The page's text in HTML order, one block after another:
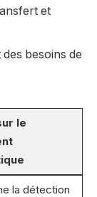
et
besoins de
le
la détection